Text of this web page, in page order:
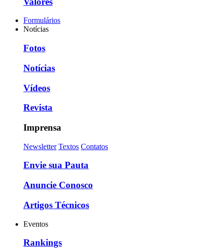
Formulários
Notícias
Fotos
Notícias
Vídeos
Revista
Imprensa
Newsletter Textos Contatos
Envie sua Pauta
Anuncie Conosco
Artigos Técnicos
Eventos
Rankings